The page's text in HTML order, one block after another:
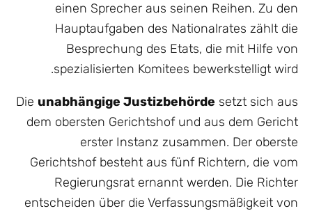
einen Sprecher aus seinen Reihen. Zu den
Hauptaufgaben des Nationalrates zählt die
Besprechung des Etats, die mit Hilfe von
spezialisierten Komitees bewerkstelligt wird.
Die unabhängige Justizbehörde setzt sich aus
dem obersten Gerichtshof und aus dem Gericht
erster Instanz zusammen. Der oberste
Gerichtshof besteht aus fünf Richtern, die vom
Regierungsrat ernannt werden. Die Richter
entscheiden über die Verfassungsmäßigkeit von